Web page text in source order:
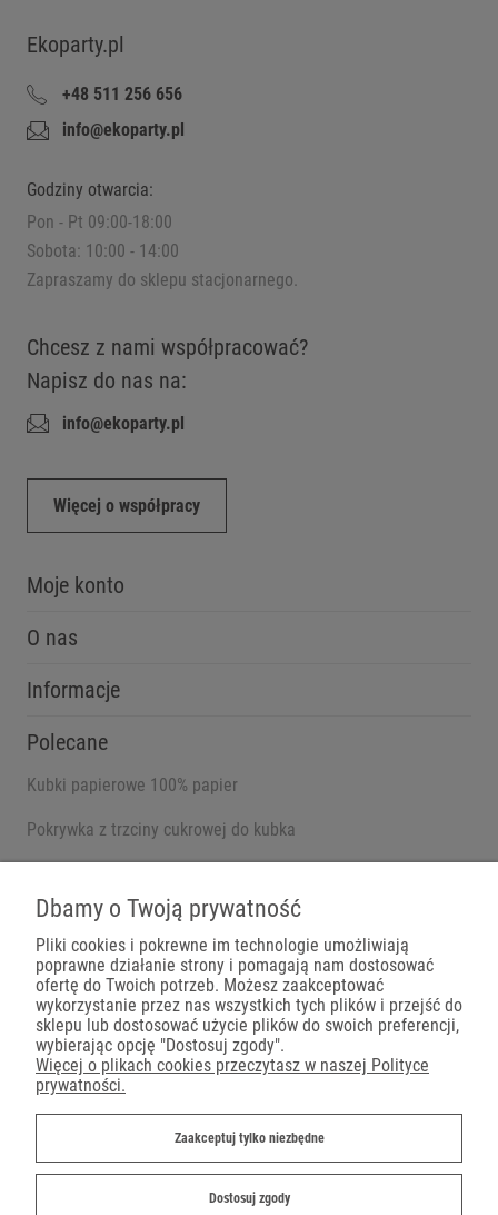
Ekoparty.pl
+48 511 256 656
info@ekoparty.pl
Godziny otwarcia:
Pon - Pt 09:00-18:00
Sobota: 10:00 - 14:00
Zapraszamy do sklepu stacjonarnego.
Chcesz z nami współpracować?
Napisz do nas na:
info@ekoparty.pl
Więcej o współpracy
Moje konto
O nas
Informacje
Polecane
Kubki papierowe 100% papier
Pokrywka z trzciny cukrowej do kubka
Płatności
Dostawa
Dbamy o Twoją prywatność
Pliki cookies i pokrewne im technologie umożliwiają
poprawne działanie strony i pomagają nam dostosować
ofertę do Twoich potrzeb. Możesz zaakceptować
wykorzystanie przez nas wszystkich tych plików i przejść do
sklepu lub dostosować użycie plików do swoich preferencji,
wybierając opcję "Dostosuj zgody".
Więcej o plikach cookies przeczytasz w naszej Polityce
prywatności.
Zaakceptuj tylko niezbędne
Dostosuj zgody